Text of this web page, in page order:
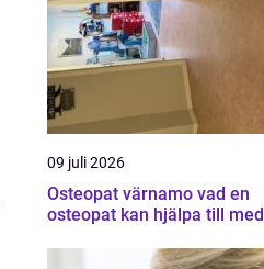
09 juli 2026
Osteopat värnamo vad en
osteopat kan hjälpa till med